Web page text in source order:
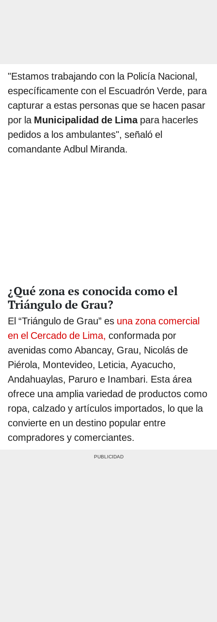
"Estamos trabajando con la Policía Nacional,
específicamente con el Escuadrón Verde, para
capturar a estas personas que se hacen pasar
por la Municipalidad de Lima para hacerles
pedidos a los ambulantes", señaló el
comandante Adbul Miranda.
¿Qué zona es conocida como el
Triángulo de Grau?
El “Triángulo de Grau” es una zona comercial
en el Cercado de Lima, conformada por
avenidas como Abancay, Grau, Nicolás de
Piérola, Montevideo, Leticia, Ayacucho,
Andahuaylas, Paruro e Inambari. Esta área
ofrece una amplia variedad de productos como
ropa, calzado y artículos importados, lo que la
convierte en un destino popular entre
compradores y comerciantes.